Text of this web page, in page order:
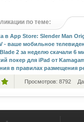
по теме:
в App Store: Slender Man
- ваше мобильное
2 за неделю скачали 6
покер для iPad от
в правилах размещения
Просмотров: 8792